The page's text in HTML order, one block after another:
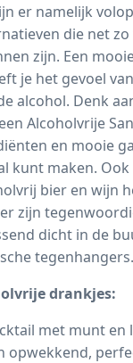
er namelijk volop
die net
zijn. Een
je het gevoel
alcohol. Denk
Alcoholvrije
en mooie
kunt maken.
bier en wijn
zijn
dicht in de
tegenhangers.
drankjes:
met munt en
opwekkend,